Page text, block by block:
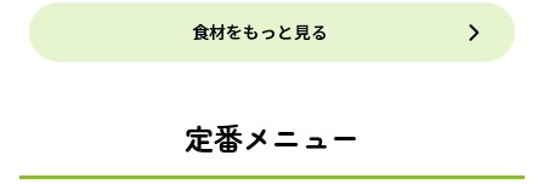
食材をもっと見る
定番メニュー